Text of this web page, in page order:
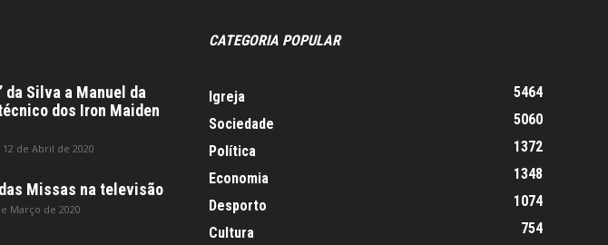
da Silva a Manuel da
dos Iron Maiden
12 de Abril de 2020
Missas na televisão
Março de 2020
CATEGORIA POPULAR
Igreja
5464
Sociedade
5060
Política
1372
Economia
1348
Desporto
1074
Cultura
754